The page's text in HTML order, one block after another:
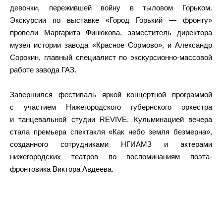
девочки, пережившей войну в тыловом Горьком.
Экскурсии по выставке «Город Горький — фронту»
провели Маргарита Финюкова, заместитель директора
музея истории завода «Красное Сормово», и Александр
Сорокин, главный специалист по экскурсионно-массовой
работе завода ГАЗ.
Завершился фестиваль яркой концертной программой
с участием Нижегородского губернского оркестра
и танцевальной студии REVIVE. Кульминацией вечера
стала премьера спектакля «Как небо земля безмерна»,
созданного сотрудниками НГИАМЗ и актерами
нижегородских театров по воспоминаниям поэта-
фронтовика Виктора Авдеева.